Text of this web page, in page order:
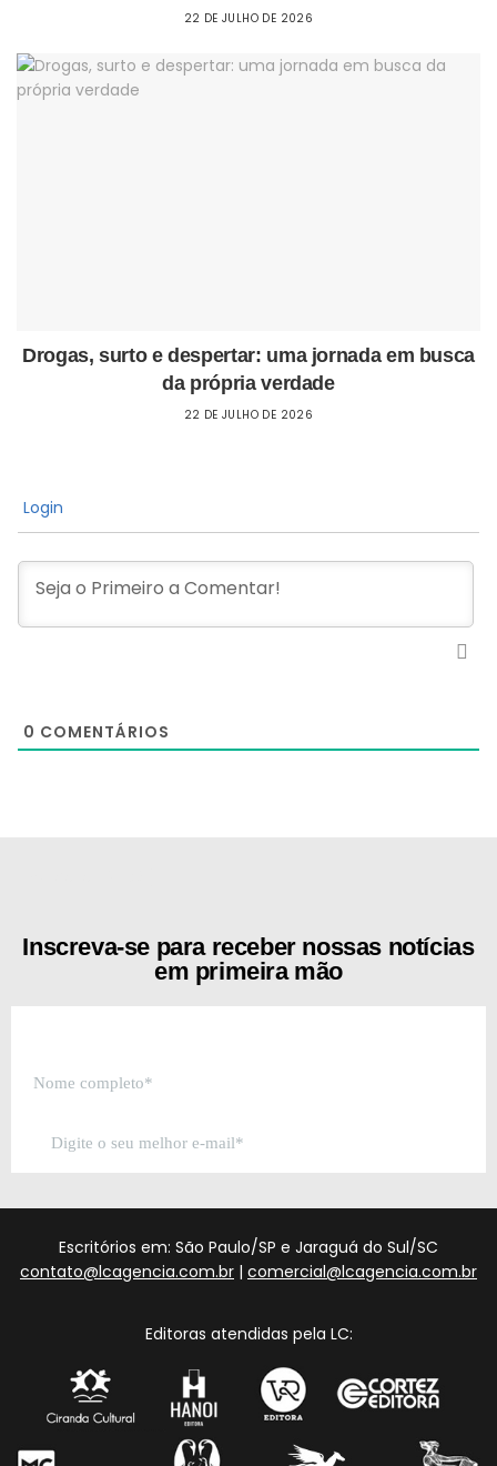
22 DE JULHO DE 2026
Drogas, surto e despertar: uma jornada em busca
da própria verdade
22 DE JULHO DE 2026
Login
0 COMENTÁRIOS
Inscreva-se para receber nossas notícias
em primeira mão
Escritórios em: São Paulo/SP e Jaraguá do Sul/SC
contato@lcagencia.com.br | comercial@lcagencia.com.br
Editoras atendidas pela LC: